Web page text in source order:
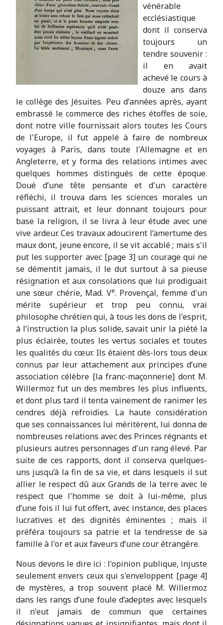
vénérable
ecclésiastique
dont il conserva
toujours un
tendre souvenir :
il en avait
achevé le cours à
douze ans dans
le collège des Jésuites. Peu d'années après, ayant
embrassé le commerce des riches étoffes de soie,
dont notre ville fournissait alors toutes les Cours
de l'Europe, il fut appelé à faire de nombreux
voyages à Paris, dans toute l'Allemagne et en
Angleterre, et y forma des relations intimes avec
quelques hommes distingués de cette époque.
Doué d’une tête pensante et d'un caractère
réfléchi, il trouva dans les sciences morales un
puissant attrait, et leur donnant toujours pour
base la religion, il se livra à leur étude avec une
vive ardeur. Ces travaux adoucirent l’amertume des
maux dont, jeune encore, il se vit accablé ; mais s'il
put les supporter avec [page 3] un courage qui ne
se démentit jamais, il le dut surtout à sa pieuse
résignation et aux consolations que lui prodiguait
une sœur chérie, Mad. Ve. Provençal, femme d'un
mérite supérieur et trop peu connu, vrai
philosophe chrétien qui, à tous les dons de l'esprit,
à l’instruction la plus solide, savait unir la piété la
plus éclairée, toutes les vertus sociales et toutes
les qualités du cœur. Ils étaient dès-lors tous deux
connus par leur attachement aux principes d’une
association célèbre [la franc-maçonnerie] dont M.
Willermoz fut un des membres les plus influents,
et dont plus tard il tenta vainement de ranimer les
cendres déjà refroidies. La haute considération
que ses connaissances lui méritèrent, lui donna de
nombreuses relations avec des Princes régnants et
plusieurs autres personnages d'un rang élevé. Par
suite de ces rapports, dont il conserva quelques-
uns jusqu’à la fin de sa vie, et dans lesquels il sut
allier le respect dû aux Grands de la terre avec le
respect que l'homme se doit à lui-même, plus
d’une fois il lui fut offert, avec instance, des places
lucratives et des dignités éminentes ; mais il
préféra toujours sa patrie et la tendresse de sa
famille à l'or et aux faveurs d’une cour étrangère.
Nous devons le dire ici : l'opinion publique, injuste
seulement envers ceux qui s'enveloppent [page 4]
de mystères, a trop souvent placé M. Willermoz
dans les rangs d’une foule d’adeptes avec lesquels
il n'eut jamais de commun que certaines